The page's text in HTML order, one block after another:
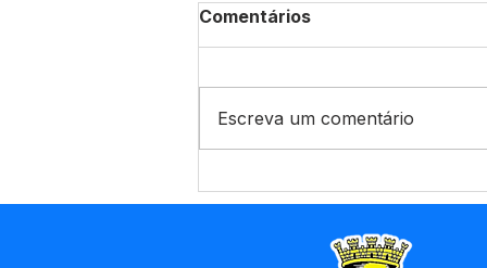
Operação Tapa-Buracos
Comentários
Escreva um comentário